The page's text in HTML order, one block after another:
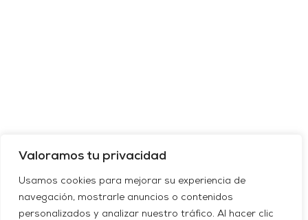
Valoramos tu privacidad
Usamos cookies para mejorar su experiencia de
navegación, mostrarle anuncios o contenidos
personalizados y analizar nuestro tráfico. Al hacer clic